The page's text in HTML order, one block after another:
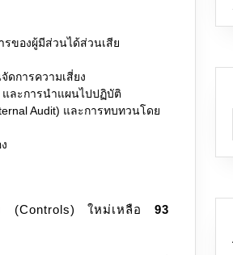
รของผู้มีส่วนได้ส่วนเสีย
ดการความเสี่ยง
และการนำแผนไปปฏิบัติ
Audit) และการทบทวนโดย
(Controls) ใหม่เหลือ 93